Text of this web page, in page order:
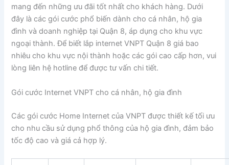
mang đến những ưu đãi tốt nhất cho khách hàng. Dưới
đây là các gói cước phổ biến dành cho cá nhân, hộ gia
đình và doanh nghiệp tại Quận 8, áp dụng cho khu vực
ngoại thành. Để biết lắp internet VNPT Quận 8 giá bao
nhiêu cho khu vực nội thành hoặc các gói cao cấp hơn, vui
lòng liên hệ hotline để được tư vấn chi tiết.
Gói cước Internet VNPT cho cá nhân, hộ gia đình
Các gói cước Home Internet của VNPT được thiết kế tối ưu
cho nhu cầu sử dụng phổ thông của hộ gia đình, đảm bảo
tốc độ cao và giá cả hợp lý.